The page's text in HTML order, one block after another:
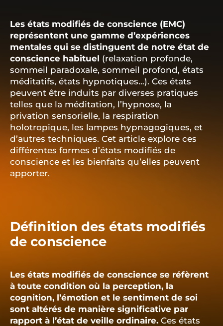
Les états modifiés de conscience (EMC)
représentent une gamme d’expériences
mentales qui se distinguent de notre état de
conscience habituel (relaxation profonde,
sommeil paradoxale, sommeil profond, états
méditatifs, états hypnotiques…). Ces états
peuvent être induits par diverses pratiques
telles que la méditation, l’hypnose, la
privation sensorielle, la respiration
holotropique, les lampes hypnagogiques, et
d’autres techniques. Cet article explore ces
différentes formes d’états modifiés de
conscience et les bienfaits qu’elles peuvent
apporter.
Définition des états modifiés
de conscience
Les états modifiés de conscience se réfèrent
à toute condition où la perception, la
cognition, l’émotion et le sentiment de soi
sont altérés de manière significative par
rapport à l’état de veille ordinaire. Ces états